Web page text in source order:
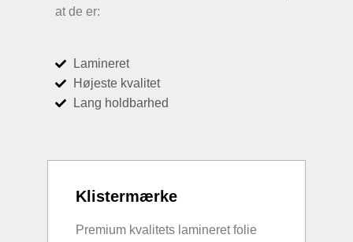
at de er:
Lamineret
Højeste kvalitet
Lang holdbarhed
Klistermærke
Premium kvalitets lamineret folie